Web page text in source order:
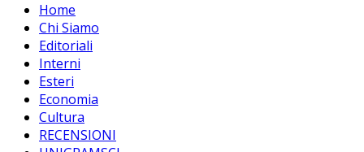
Home
Chi Siamo
Editoriali
Interni
Esteri
Economia
Cultura
RECENSIONI